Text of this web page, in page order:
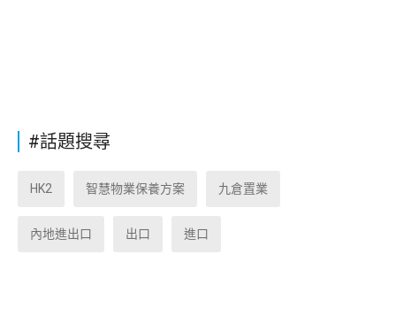
#話題搜尋
HK2 智慧物業保養方案 九倉置業
內地進出口 出口 進口